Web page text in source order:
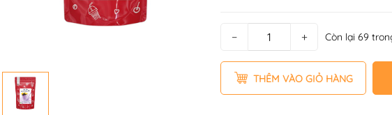
− + Còn lại 69
THÊM VÀO GIỎ HÀNG